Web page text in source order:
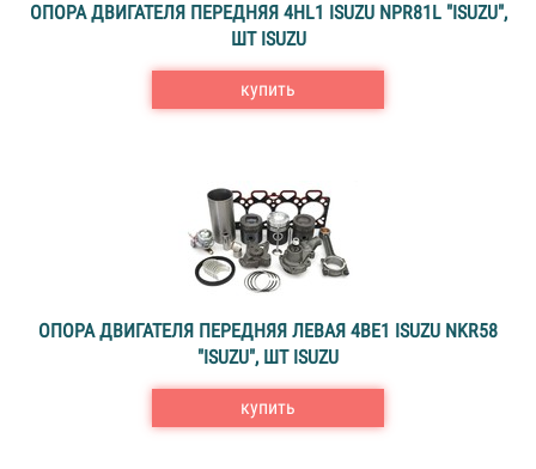
ОПОРА ДВИГАТЕЛЯ ПЕРЕДНЯЯ 4HL1 ISUZU NPR81L "ISUZU",
ШТ ISUZU
купить
ОПОРА ДВИГАТЕЛЯ ПЕРЕДНЯЯ ЛЕВАЯ 4BE1 ISUZU NKR58
"ISUZU", ШТ ISUZU
купить